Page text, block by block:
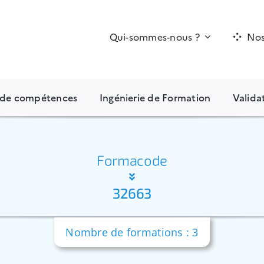
Qui-sommes-nous ?
compétences Ingénierie de Formation
Formacode
32663
Nombre de formations : 3